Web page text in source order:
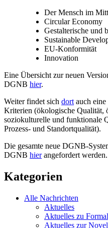
Der Mensch im
Circular Economy
Gestalterische und
Sustainable
EU-Konformität
Innovation
Eine Übersicht zur neuen
DGNB hier.
Weiter findet sich dort auch
Kriterien (ökologische Qualität,
soziokulturelle und funktionale
Prozess- und Standortqualität).
Die gesamte neue DGNB-
DGNB hierangefordert werden.
Kategorien
Alle Nachrichten
Aktuelles
Aktuelles zu
Aktuelles zur